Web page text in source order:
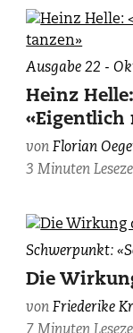
Gottfried
Kellers
100.
Geburtstag,
vom
Ausgabe 22 -
Heinz Helle:
«Eigentlich
vonFlorian
3 Minuten
Friederike
fotografiert
von
Schwerpunkt:
Die
vonFriederike
7 Minuten